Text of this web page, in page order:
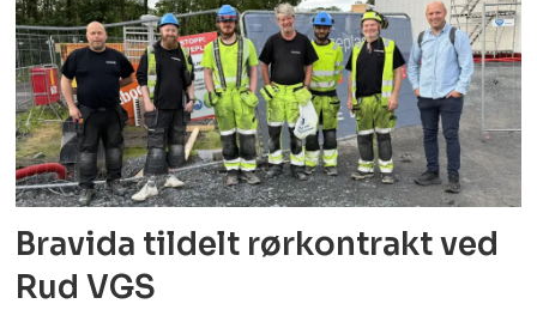
Bravida tildelt rørkontrakt ved
Rud VGS